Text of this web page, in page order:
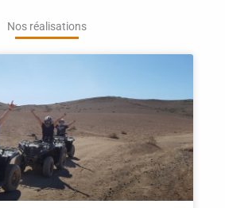
Nos réalisations